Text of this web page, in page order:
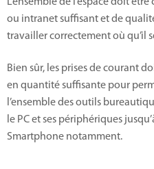
ou intranet suffisant et de
travailler correctement où qu’il
Bien sûr, les prises de courant
en quantité suffisante pour
l’ensemble des outils
le PC et ses périphériques
Smartphone notamment.